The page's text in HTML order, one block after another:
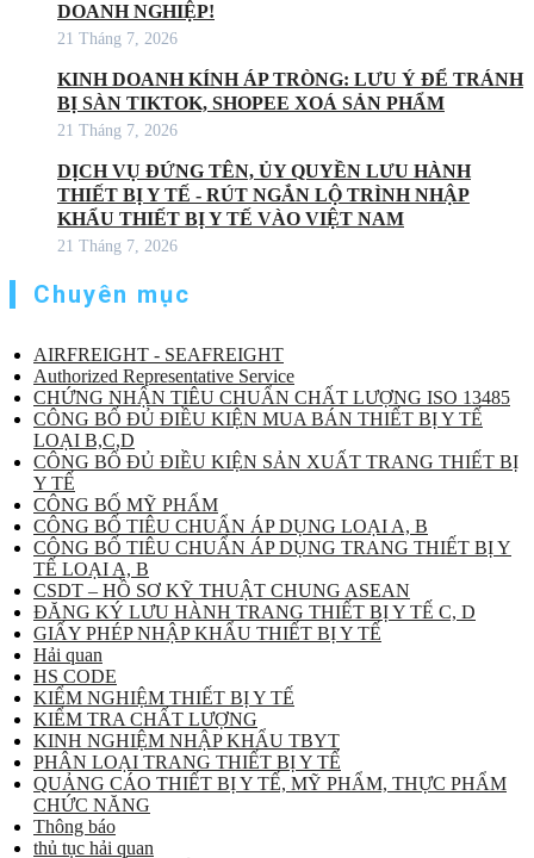
DOANH NGHIỆP!
21 Tháng 7, 2026
KINH DOANH KÍNH ÁP TRÒNG: LƯU Ý ĐỂ TRÁNH
BỊ SÀN TIKTOK, SHOPEE XOÁ SẢN PHẨM
21 Tháng 7, 2026
DỊCH VỤ ĐỨNG TÊN, ỦY QUYỀN LƯU HÀNH
THIẾT BỊ Y TẾ - RÚT NGẮN LỘ TRÌNH NHẬP
KHẨU THIẾT BỊ Y TẾ VÀO VIỆT NAM
21 Tháng 7, 2026
Chuyên mục
AIRFREIGHT - SEAFREIGHT
Authorized Representative Service
CHỨNG NHẬN TIÊU CHUẨN CHẤT LƯỢNG ISO 13485
CÔNG BỐ ĐỦ ĐIỀU KIỆN MUA BÁN THIẾT BỊ Y TẾ
LOẠI B,C,D
CÔNG BỐ ĐỦ ĐIỀU KIỆN SẢN XUẤT TRANG THIẾT BỊ
Y TẾ
CÔNG BỐ MỸ PHẨM
CÔNG BỐ TIÊU CHUẨN ÁP DỤNG LOẠI A, B
CÔNG BỐ TIÊU CHUẨN ÁP DỤNG TRANG THIẾT BỊ Y
TẾ LOẠI A, B
CSDT – HỒ SƠ KỸ THUẬT CHUNG ASEAN
ĐĂNG KÝ LƯU HÀNH TRANG THIẾT BỊ Y TẾ C, D
GIẤY PHÉP NHẬP KHẨU THIẾT BỊ Y TẾ
Hải quan
HS CODE
KIỂM NGHIỆM THIẾT BỊ Y TẾ
KIỂM TRA CHẤT LƯỢNG
KINH NGHIỆM NHẬP KHẨU TBYT
PHÂN LOẠI TRANG THIẾT BỊ Y TẾ
QUẢNG CÁO THIẾT BỊ Y TẾ, MỸ PHẨM, THỰC PHẨM
CHỨC NĂNG
Thông báo
thủ tục hải quan